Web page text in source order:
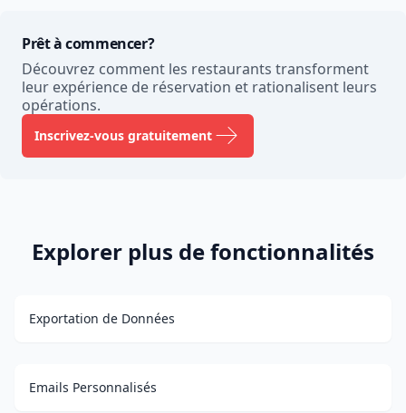
Prêt à commencer?
Découvrez comment les restaurants transforment
leur expérience de réservation et rationalisent leurs
opérations.
Inscrivez-vous gratuitement
Explorer plus de fonctionnalités
Exportation de Données
Emails Personnalisés